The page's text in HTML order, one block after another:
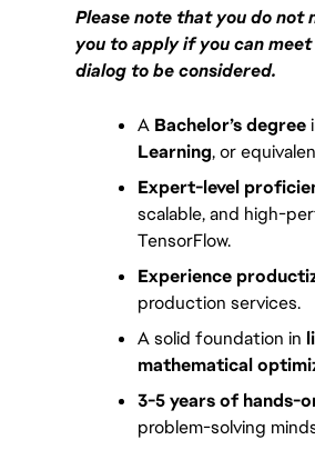
Please note that you do not
you to apply if you can
dialog to be considered.
A Bachelor’s degree
Learning, or
Expert-level
scalable, and high-
TensorFlow.
Experience
production services.
A solid foundation in
mathematical
3-5 years of hands-
problem-solving